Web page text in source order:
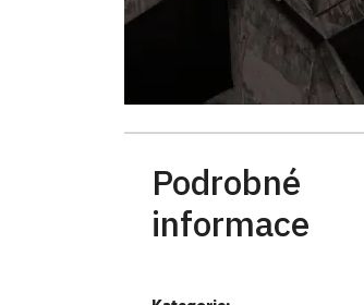
Podrobné
informace